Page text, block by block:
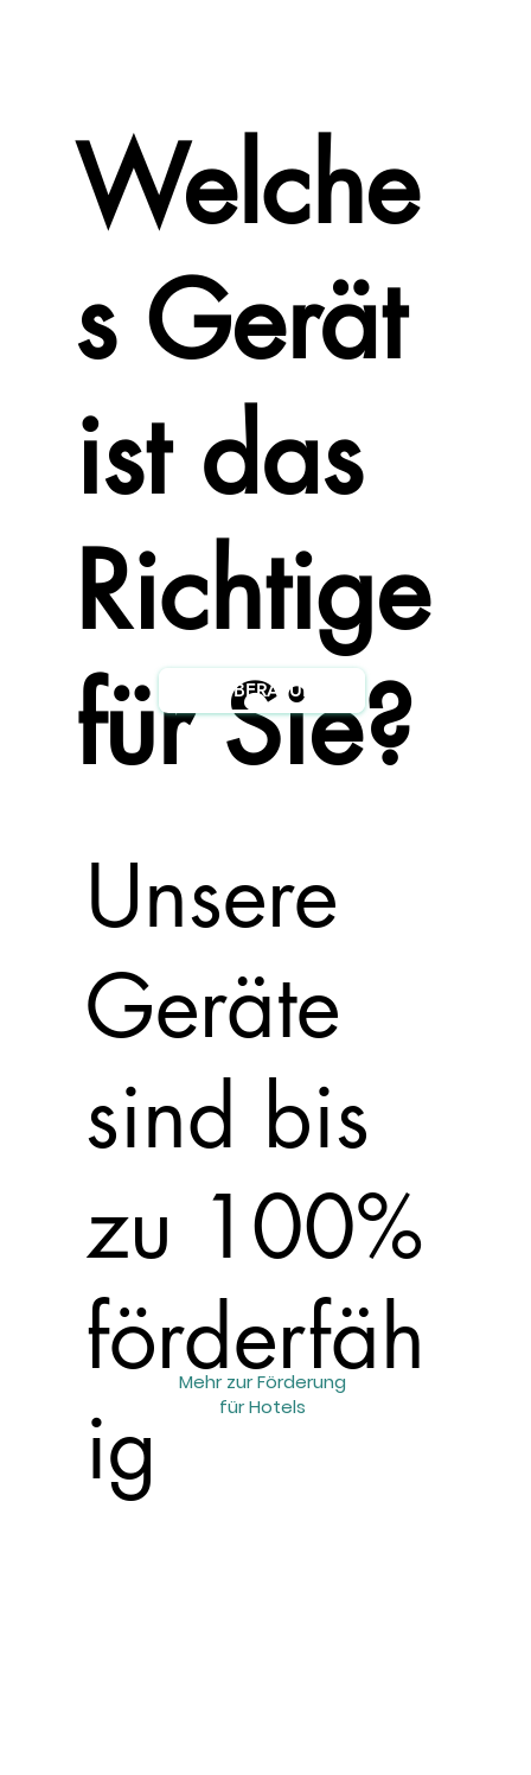
Welche
s Gerät
ist das
Richtige
für Sie?
ZUR BERATUNG
Unsere
Geräte
sind bis
zu 100%
förderfäh
ig
Mehr zur Förderung
für Hotels